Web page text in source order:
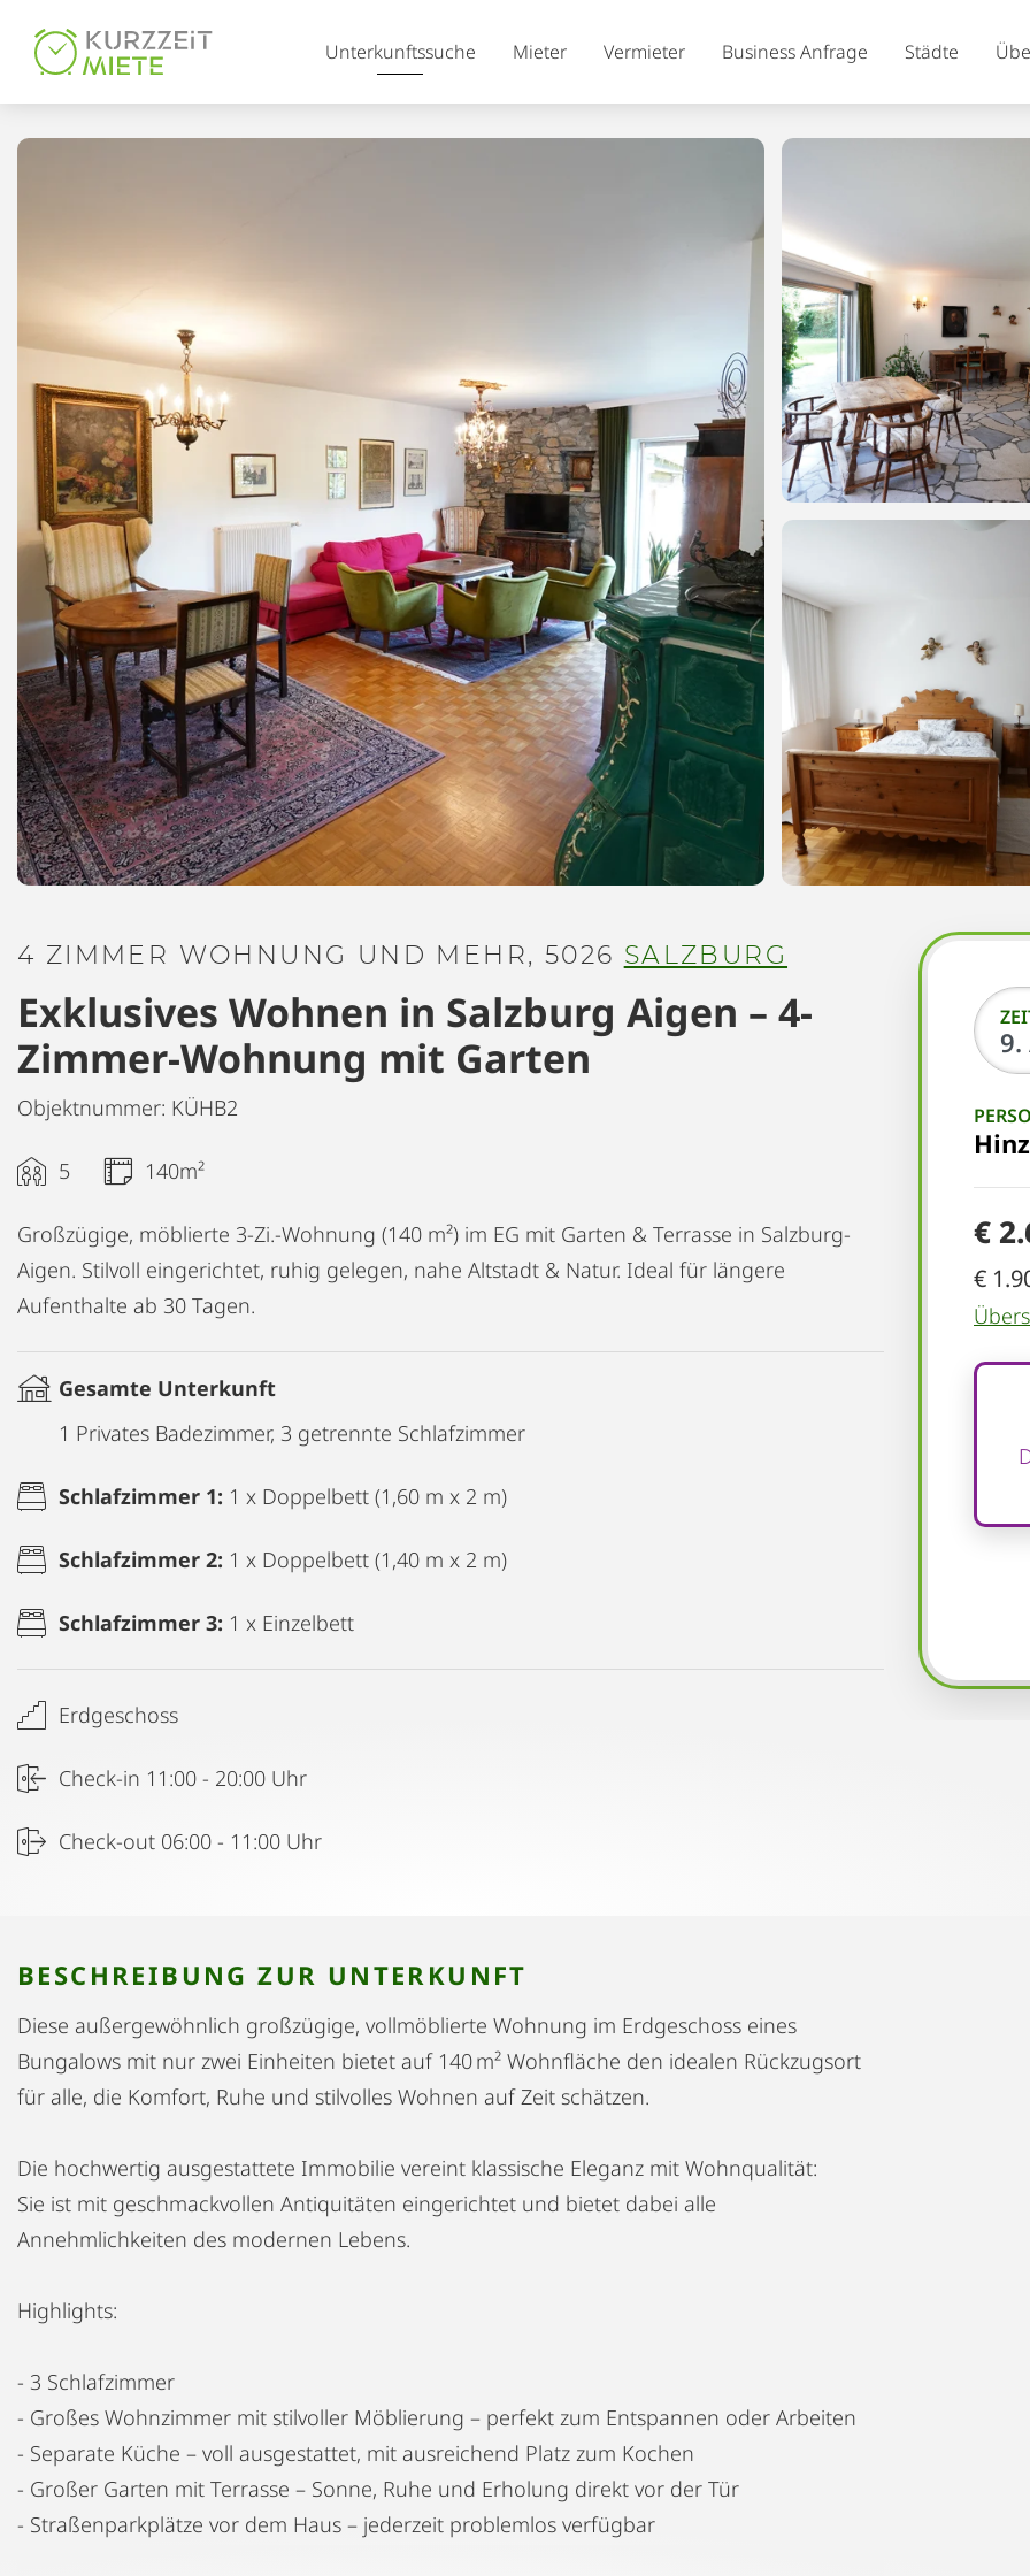
Unterkunftssuche Mieter Vermieter Business Anfrage Städte
€
€
4 ZIMMER WOHNUNG UND MEHR, 5026 SALZBURG
Exklusives Wohnen in Salzburg Aigen – 4-
Zimmer-Wohnung mit Garten
Objektnummer: KÜHB2
5 140m²
Großzügige, möblierte 3-Zi.-Wohnung (140 m²) im EG mit Garten & Terrasse in Salzburg-
Aigen. Stilvoll eingerichtet, ruhig gelegen, nahe Altstadt & Natur. Ideal für längere
Aufenthalte ab 30 Tagen.
Gesamte Unterkunft
1 Privates Badezimmer, 3 getrennte Schlafzimmer
Schlafzimmer 1: 1 x Doppelbett (1,60 m x 2 m)
Schlafzimmer 2: 1 x Doppelbett (1,40 m x 2 m)
Schlafzimmer 3: 1 x Einzelbett
Erdgeschoss
Check-in 11:00 - 20:00 Uhr
Check-out 06:00 - 11:00 Uhr
BESCHREIBUNG ZUR UNTERKUNFT
Diese außergewöhnlich großzügige, vollmöblierte Wohnung im Erdgeschoss eines
Bungalows mit nur zwei Einheiten bietet auf 140 m² Wohnfläche den idealen Rückzugsort
für alle, die Komfort, Ruhe und stilvolles Wohnen auf Zeit schätzen.
Die hochwertig ausgestattete Immobilie vereint klassische Eleganz mit Wohnqualität:
Sie ist mit geschmackvollen Antiquitäten eingerichtet und bietet dabei alle
Annehmlichkeiten des modernen Lebens.
Highlights:
- 3 Schlafzimmer
- Großes Wohnzimmer mit stilvoller Möblierung – perfekt zum Entspannen oder Arbeiten
- Separate Küche – voll ausgestattet, mit ausreichend Platz zum Kochen
- Großer Garten mit Terrasse – Sonne, Ruhe und Erholung direkt vor der Tür
- Straßenparkplätze vor dem Haus – jederzeit problemlos verfügbar